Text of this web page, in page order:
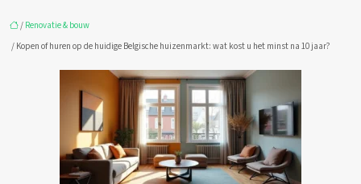
/ Renovatie & bouw
/ Kopen of huren op de huidige Belgische huizenmarkt: wat kost u het minst na 10 jaar?